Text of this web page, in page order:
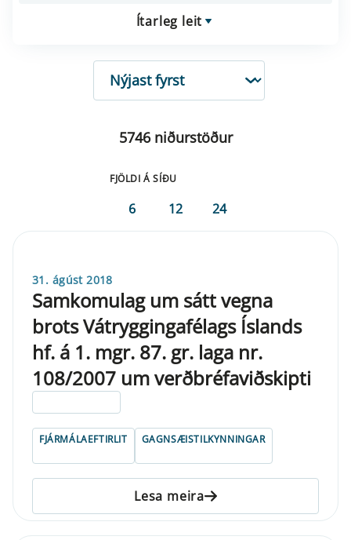
Ítarleg leit
RÖÐUN
5746 niðurstöður
FJÖLDI Á SÍÐU
6 12 24
31. ágúst 2018
Samkomulag um sátt vegna
brots Vátryggingafélags Íslands
hf. á 1. mgr. 87. gr. laga nr.
108/2007 um verðbréfaviðskipti
FJÁRMÁLAEFTIRLIT GAGNSÆISTILKYNNINGAR
Lesa meira